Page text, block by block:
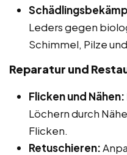
Leders gegen
Schimmel, Pilze
Reparatur und
Flicken und Nähen:
Löchern durch
Flicken.
Retuschieren: